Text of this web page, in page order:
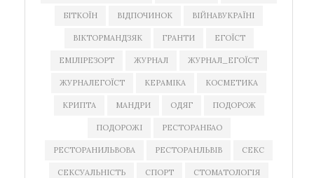
БІТКОЇН ВІДПОЧИНОК ВІЙНАВУКРАЇНІ
ВІКТОРМАНДЗЯК ГРАНТИ ЕГОЇСТ
ЕМІЛІРЕЗОРТ ЖУРНАЛ ЖУРНАЛ_ЕГОЇСТ
ЖУРНАЛЕГОЇСТ КЕРАМІКА КОСМЕТИКА
КРИПТА МАНДРИ ОДЯГ ПОДОРОЖ
ПОДОРОЖІ РЕСТОРАНБАО
РЕСТОРАНИЛЬВОВА РЕСТОРАНЛЬВІВ СЕКС
СЕКСУАЛЬНІСТЬ СПОРТ СТОМАТОЛОГІЯ